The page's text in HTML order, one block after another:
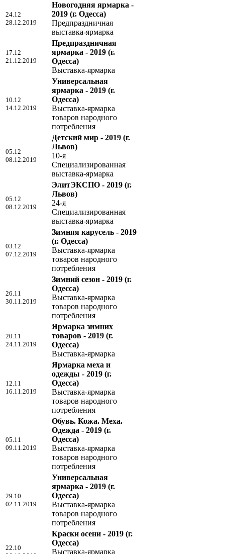
24.12
28.12.2019
Новогодняя ярмарка -
2019 (г. Одесса)
Предпраздничная
выставка-ярмарка
17.12
21.12.2019
Предпраздничная
ярмарка - 2019 (г.
Одесса)
Выставка-ярмарка
10.12
14.12.2019
Универсальная
ярмарка - 2019 (г.
Одесса)
Выставка-ярмарка
товаров народного
потребления
05.12
08.12.2019
Детский мир - 2019 (г.
Львов)
10-я
Специализированная
выставка-ярмарка
05.12
08.12.2019
ЭлитЭКСПО - 2019 (г.
Львов)
24-я
Специализированная
выставка-ярмарка
03.12
07.12.2019
Зимняя карусель - 2019
(г. Одесса)
Выставка-ярмарка
товаров народного
потребления
26.11
30.11.2019
Зимний сезон - 2019 (г.
Одесса)
Выставка-ярмарка
товаров народного
потребления
20.11
24.11.2019
Ярмарка зимних
товаров - 2019 (г.
Одесса)
Выставка-ярмарка
12.11
16.11.2019
Ярмарка меха и
одежды - 2019 (г.
Одесса)
Выставка-ярмарка
товаров народного
потребления
05.11
09.11.2019
Обувь. Кожа. Меха.
Одежда - 2019 (г.
Одесса)
Выставка-ярмарка
товаров народного
потребления
29.10
02.11.2019
Универсальная
ярмарка - 2019 (г.
Одесса)
Выставка-ярмарка
товаров народного
потребления
22.10
Краски осени - 2019 (г.
Одесса)
Выставка-ярмарка